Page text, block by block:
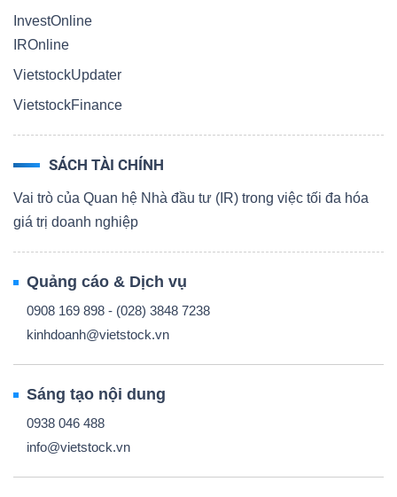
InvestOnline
IROnline
VietstockUpdater
VietstockFinance
SÁCH TÀI CHÍNH
Vai trò của Quan hệ Nhà đầu tư (IR) trong việc tối đa hóa
giá trị doanh nghiệp
Quảng cáo & Dịch vụ
0908 169 898 - (028) 3848 7238
kinhdoanh@vietstock.vn
Sáng tạo nội dung
0938 046 488
info@vietstock.vn